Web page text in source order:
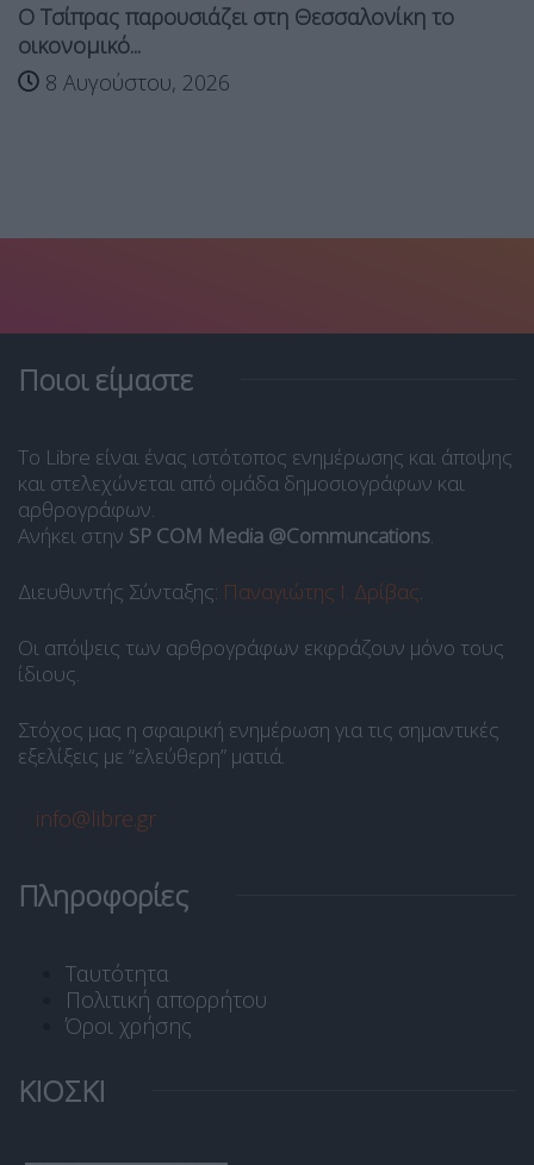
Ο Τσίπρας παρουσιάζει στη Θεσσαλονίκη το
οικονομικό...
8 Αυγούστου, 2026
Ποιοι είμαστε
Το Libre είναι ένας ιστότοπος ενημέρωσης και άποψης
και στελεχώνεται από ομάδα δημοσιογράφων και
αρθρογράφων.
Ανήκει στην SP COM Media @Communcations.
Διευθυντής Σύνταξης: Παναγιώτης Ι. Δρίβας.
Οι απόψεις των αρθρογράφων εκφράζουν μόνο τους
ίδιους.
Στόχος μας η σφαιρική ενημέρωση για τις σημαντικές
εξελίξεις με “ελεύθερη” ματιά.
info@libre.gr
Πληροφορίες
Ταυτότητα
Πολιτική απορρήτου
Όροι χρήσης
ΚΙΟΣΚΙ